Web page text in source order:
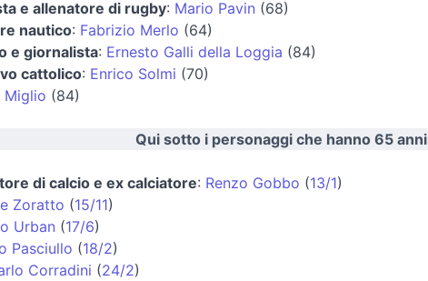
e allenatore di rugby: Mario Pavin (68)
nautico: Fabrizio Merlo (64)
e giornalista: Ernesto Galli della Loggia (84)
cattolico: Enrico Solmi (70)
Miglio (84)
Qui sotto i personaggi che hanno 65 anni
di calcio e ex calciatore: Renzo Gobbo (13/1)
Zoratto (15/11)
Urban (17/6)
Pasciullo (18/2)
Corradini (24/2)